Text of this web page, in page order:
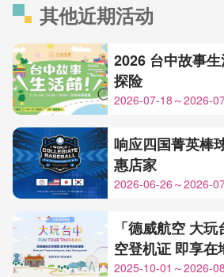
其他近期活动
2026 台中故事
探险
2026-07-18～2026-
响应四国菁英棒
惠店家
2026-06-26～2026-
「德威航空 大
空登机证 即享在
2025-10-01～2026-